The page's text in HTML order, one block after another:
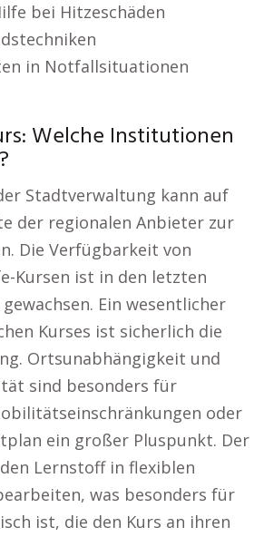
bei Hitzeschäden
in Notfallsituationen
Welche Institutionen
Stadtverwaltung kann auf
der regionalen Anbieter zur
Die Verfügbarkeit von
Kursen ist in den letzten
Ein wesentlicher
Kurses ist sicherlich die
Ortsunabhängigkeit und
sind besonders für
oder
ein großer Pluspunkt. Der
Lernstoff in flexiblen
was besonders für
ist, die den Kurs an ihren